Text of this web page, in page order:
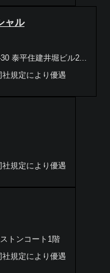
ャル
泰平住建井堀ビル2...
規定により優遇
規定により優遇
トンコート1階
規定により優遇